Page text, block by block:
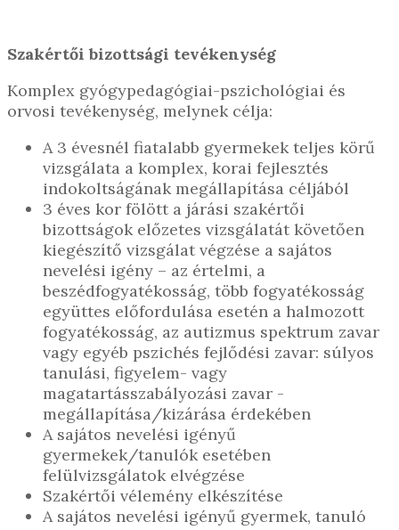
Szakértői bizottsági tevékenység
Komplex gyógypedagógiai-pszichológiai és
orvosi tevékenység, melynek célja:
A 3 évesnél fiatalabb gyermekek teljes körű
vizsgálata a komplex, korai fejlesztés
indokoltságának megállapítása céljából
3 éves kor fölött a járási szakértői
bizottságok előzetes vizsgálatát követően
kiegészítő vizsgálat végzése a sajátos
nevelési igény – az értelmi, a
beszédfogyatékosság, több fogyatékosság
együttes előfordulása esetén a halmozott
fogyatékosság, az autizmus spektrum zavar
vagy egyéb pszichés fejlődési zavar: súlyos
tanulási, figyelem- vagy
magatartásszabályozási zavar -
megállapítása/kizárása érdekében
A sajátos nevelési igényű
gyermekek/tanulók esetében
felülvizsgálatok elvégzése
Szakértői vélemény elkészítése
A sajátos nevelési igényű gyermek, tanuló